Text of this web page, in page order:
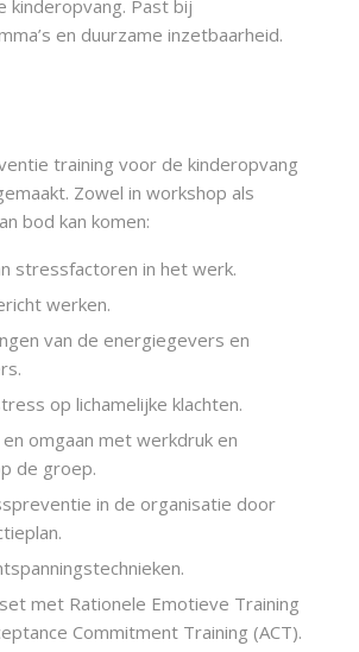
kinderopvang. Past bij
en duurzame inzetbaarheid.
training voor de kinderopvang
Zowel in workshop als
bod kan komen:
stressfactoren in het werk.
werken.
van de energiegevers en
op lichamelijke klachten.
omgaan met werkdruk en
de groep.
in de organisatie door
met Rationele Emotieve Training
Commitment Training (ACT).